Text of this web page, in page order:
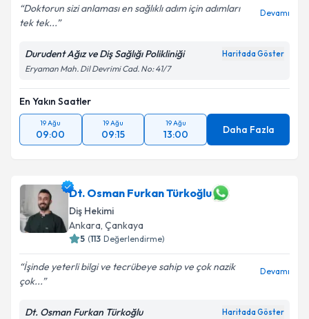
Doktorun sizi anlaması en sağlıklı adım için adımları
tek tek...
Devamı
Durudent Ağız ve Diş Sağlığı Polikliniği Haritada Göster
Eryaman Mah. Dil Devrimi Cad. No: 41/7
En Yakın Saatler
19 Ağu
09:00
19 Ağu
09:15
19 Ağu
13:00 Daha Fazla
Dt. Osman Furkan Türkoğlu
Diş Hekimi
Ankara, Çankaya
5 (113 Değerlendirme)
İşinde yeterli bilgi ve tecrübeye sahip ve çok nazik
çok...
Devamı
Dt. Osman Furkan Türkoğlu Haritada Göster